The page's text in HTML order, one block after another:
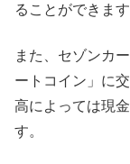
ることができます
また、セゾンカ
ートコイン」に
高によっては現
す。